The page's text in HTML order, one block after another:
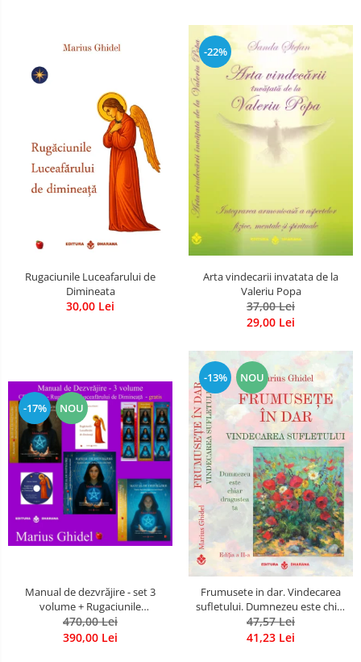
Rugaciunile Luceafarului de
Dimineata
30,00 Lei
-22%
Arta vindecarii invatata de la
Valeriu Popa
37,00 Lei
29,00 Lei
-17% NOU
Manual de dezvrăjire - set 3
volume + Rugaciunile
Luceafarului de Dimineata -
Gratuit)
470,00 Lei
390,00 Lei
-13% NOU
Frumusete in dar. Vindecarea
sufletului. Dumnezeu este chiar
dragostea ta. Editia a 2-a
47,57 Lei
41,23 Lei